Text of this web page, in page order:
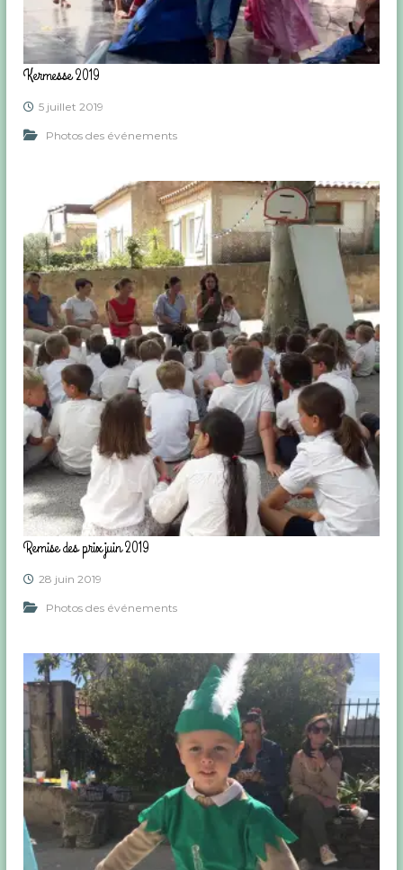
Kermesse 2019
5 juillet 2019
Photos des événements
Remise des prix juin 2019
28 juin 2019
Photos des événements